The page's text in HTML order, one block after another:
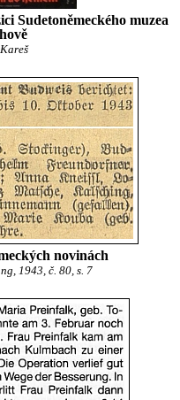
Sudetoněmeckého muzea
novinách
1943, č. 80, s. 7